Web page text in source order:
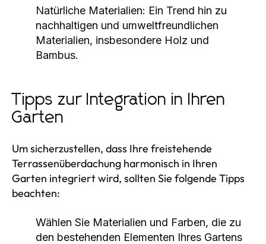
Natürliche Materialien: Ein Trend hin zu
nachhaltigen und umweltfreundlichen
Materialien, insbesondere Holz und
Bambus.
Tipps zur Integration in Ihren
Garten
Um sicherzustellen, dass Ihre freistehende
Terrassenüberdachung harmonisch in Ihren
Garten integriert wird, sollten Sie folgende Tipps
beachten:
Wählen Sie Materialien und Farben, die zu
den bestehenden Elementen Ihres Gartens